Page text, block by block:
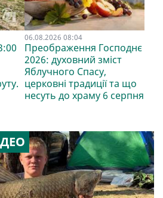
06.08.2026 08:04
Преображення Господнє
2026: духовний зміст
Яблучного Спасу,
церковні традиції та що
несуть до храму 6 серпня